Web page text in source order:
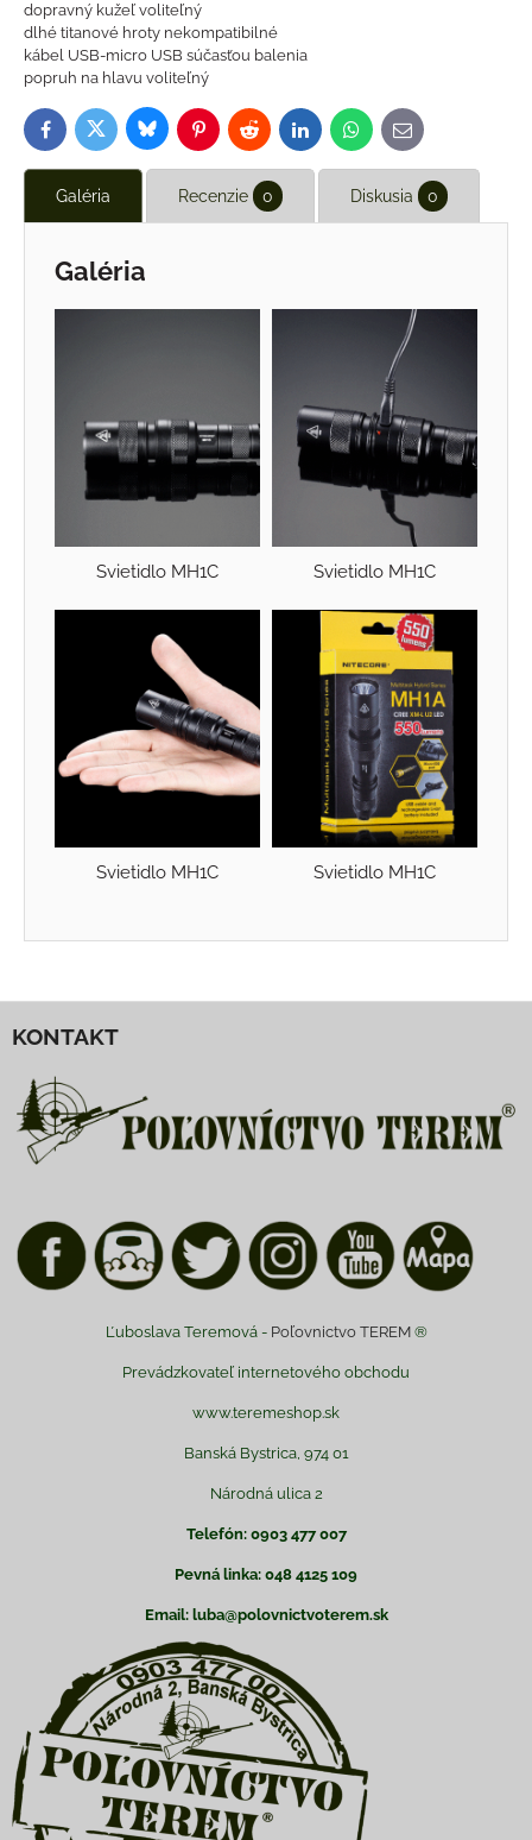
dopravný kužeľ voliteľný
dlhé titanové hroty nekompatibilné
kábel USB-micro USB súčasťou balenia
popruh na hlavu voliteľný
FacebookTwitterBlueskyPinterestReddit LinkedInWhatsApp
E-
mail
Galéria Recenzie 0 Diskusia 0
Galéria
Svietidlo MH1C Svietidlo MH1C
Svietidlo MH1C Svietidlo MH1C
KONTAKT
Ľuboslava Teremová - Poľovnictvo TEREM®
Prevádzkovateľ internetového obchodu
www.teremeshop.sk
Banská Bystrica, 974 01
Národná ulica 2
Telefón: 0903 477 007
Pevná linka: 048 4125 109
Email: luba@polovnictvoterem.sk